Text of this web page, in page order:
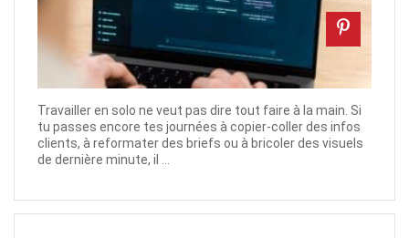
Travailler en solo ne veut pas dire tout faire à la main. Si
tu passes encore tes journées à copier-coller des infos
clients, à reformater des briefs ou à bricoler des visuels
de dernière minute, il ...